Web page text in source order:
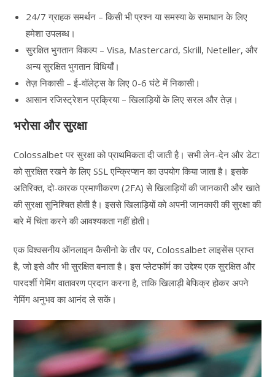
24/7 ग्राहक समर्थन – किसी भी प्रश्न या समस्या के समाधान के लिए
हमेशा उपलब्ध।
सुरक्षित भुगतान विकल्प – Visa, Mastercard, Skrill, Neteller, और
अन्य सुरक्षित भुगतान विधियाँ।
तेज़ निकासी – ई-वॉलेट्स के लिए 0-6 घंटे में निकासी।
आसान रजिस्ट्रेशन प्रक्रिया – खिलाड़ियों के लिए सरल और तेज़।
भरोसा और सुरक्षा
Colossalbet पर सुरक्षा को प्राथमिकता दी जाती है। सभी लेन-देन और डेटा
को सुरक्षित रखने के लिए SSL एन्क्रिप्शन का उपयोग किया जाता है। इसके
अतिरिक्त, दो-कारक प्रमाणीकरण (2FA) से खिलाड़ियों की जानकारी और खाते
की सुरक्षा सुनिश्चित होती है। इससे खिलाड़ियों को अपनी जानकारी की सुरक्षा की
बारे में चिंता करने की आवश्यकता नहीं होती।
एक विश्वसनीय ऑनलाइन कैसीनो के तौर पर, Colossalbet लाइसेंस प्राप्त
है, जो इसे और भी सुरक्षित बनाता है। इस प्लेटफॉर्म का उद्देश्य एक सुरक्षित और
पारदर्शी गेमिंग वातावरण प्रदान करना है, ताकि खिलाड़ी बेफिक्र होकर अपने
गेमिंग अनुभव का आनंद ले सकें।